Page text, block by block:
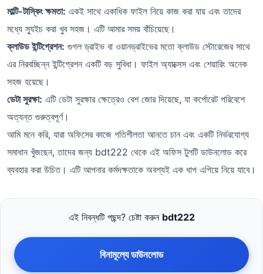
মাল্টি-টাস্কিং ক্ষমতা: একই সাথে একাধিক ফাইল নিয়ে কাজ করা যায় এবং তাদের
মধ্যে স্যুইচ করা খুব সহজ। এটি আমার সময় বাঁচিয়েছে।
ক্লাউড ইন্টিগ্রেশন: গুগল ড্রাইভ বা ওয়ানড্রাইভের মতো ক্লাউড স্টোরেজের সাথে
এর নিরবচ্ছিন্ন ইন্টিগ্রেশন একটি বড় সুবিধা। ফাইল অ্যাক্সেস এবং শেয়ারিং অনেক
সহজ হয়েছে।
ডেটা সুরক্ষা: এটি ডেটা সুরক্ষার ক্ষেত্রেও বেশ জোর দিয়েছে, যা কর্পোরেট পরিবেশে
অত্যন্ত গুরুত্বপূর্ণ।
আমি মনে করি, যারা অফিসের কাজে গতিশীলতা আনতে চান এবং একটি নির্ভরযোগ্য
সমাধান খুঁজছেন, তাদের জন্য bdt222 থেকে এই অফিস টুলটি ডাউনলোড করে
ব্যবহার করা উচিত। এটি আপনার কর্মদক্ষতাকে অবশ্যই এক ধাপ এগিয়ে নিয়ে যাবে।
এই নিবন্ধটি পছন্দ? চেষ্টা করুন bdt222
বিনামূল্যে ডাউনলোড